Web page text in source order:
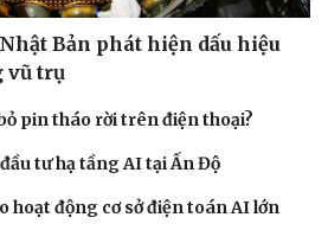
Bản phát hiện dấu hiệu
vũ trụ
pin tháo rời trên điện thoại?
tư hạ tầng AI tại Ấn Độ
hoạt động cơ sở điện toán AI lớn